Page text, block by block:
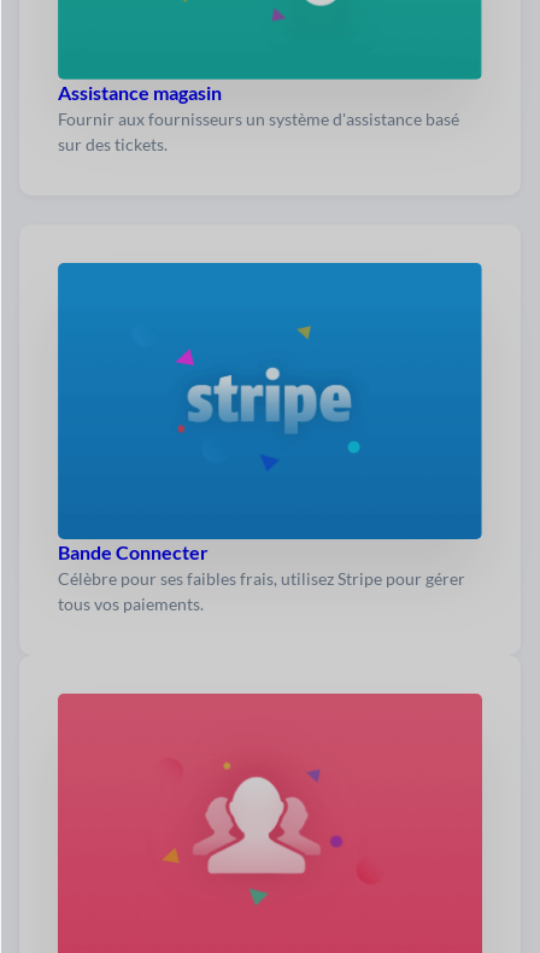
Assistance magasin
Fournir aux fournisseurs un système d'assistance basé
sur des tickets.
Bande Connecter
Célèbre pour ses faibles frais, utilisez Stripe pour gérer
tous vos paiements.